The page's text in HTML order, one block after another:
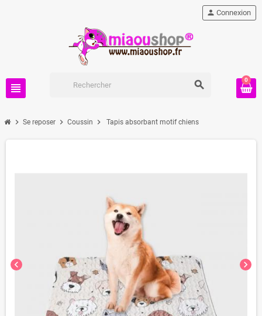
view_headline
person Connexion
0
search
chevron_right Se reposer chevron_right Coussin chevron_right Tapis absorbant motif chiens
chevron_left chevron_right